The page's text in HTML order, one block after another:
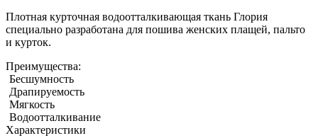
Плотная курточная водоотталкивающая ткань Глория
специально разработана для пошива женских плащей, пальто
и курток.
Преимущества:
Бесшумность
Драпируемость
Мягкость
Водоотталкивание
Характеристики